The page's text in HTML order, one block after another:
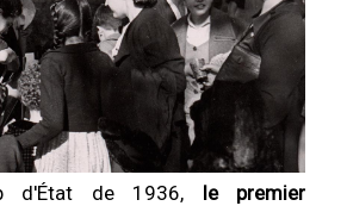
d'État de 1936, le premier